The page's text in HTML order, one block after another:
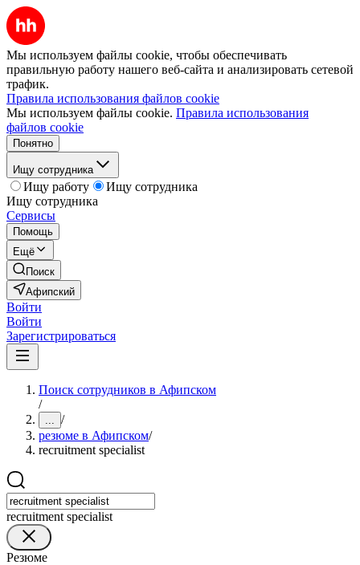
Мы используем файлы cookie, чтобы обеспечивать
правильную работу нашего веб-сайта и анализировать сетевой
трафик.
Правила использования файлов cookie
Мы используем файлы cookie. Правила использования
файлов cookie
Понятно
Ищу сотрудника
Ищу работу
Ищу сотрудника
Ищу сотрудника
Сервисы
Помощь
Ещё
Поиск
Афипский
Войти
Войти
Зарегистрироваться
Поиск сотрудников в Афипском
/
... /
резюме в Афипском/
recruitment specialist
recruitment specialist
Резюме